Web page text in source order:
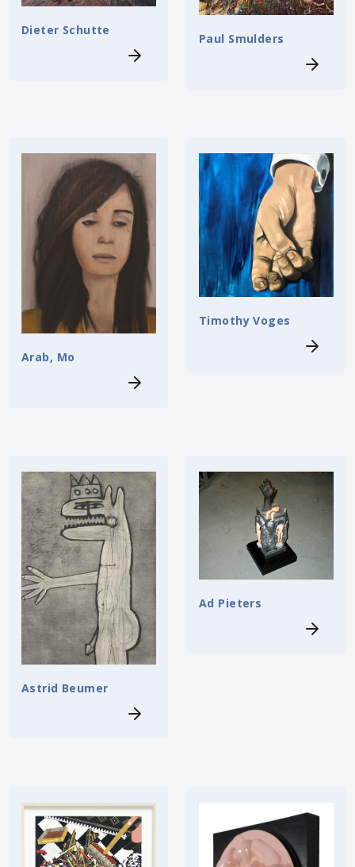
Dieter Schutte
Paul Smulders
Arab, Mo
Timothy Voges
Astrid Beumer
Ad Pieters